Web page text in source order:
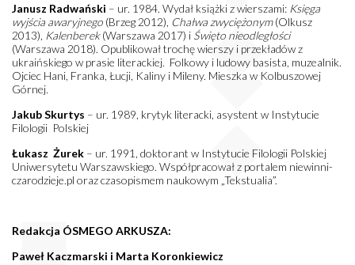
Janusz Radwański – ur. 1984. Wydał książki z wierszami: Księga
wyjścia awaryjnego (Brzeg 2012), Chałwa zwyciężonym(Olkusz
2013), Kalenberek(Warszawa 2017) i Święto nieodległości
(Warszawa 2018). Opublikował trochę wierszy i przekładów z
ukraińskiego w prasie literackiej. Folkowy i ludowy basista, muzealnik.
Ojciec Hani, Franka, Łucji, Kaliny i Mileny. Mieszka w Kolbuszowej
Górnej.
Jakub Skurtys – ur. 1989, krytyk literacki, asystent w Instytucie
Filologii Polskiej
Łukasz Żurek – ur. 1991, doktorant w Instytucie Filologii Polskiej
Uniwersytetu Warszawskiego. Współpracował z portalem niewinni-
czarodzieje.pl oraz czasopismem naukowym „Tekstualia”.
Redakcja ÓSMEGO ARKUSZA:
Paweł Kaczmarski i Marta Koronkiewicz